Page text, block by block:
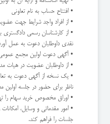
• افتتاح حساب به نام تعاونی
• از افراد واجد شرایط جهت
• از کارشناسان رسمی دادگستری
نقدی داوطلبان دعوت به عمل
• آگهی دعوت اولین مجمع
• از داوطلبان عضویت در هیات
• یک نسخه از آگهی دعوت به
ناظر برای حضور در جلسه اولین
• اوراق مخصوص خرید سهام را
• امور مقدماتی و وسایل،
جلسات را فراهم کند.